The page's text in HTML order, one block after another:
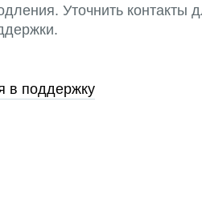
Уточнить контакты
в поддержку